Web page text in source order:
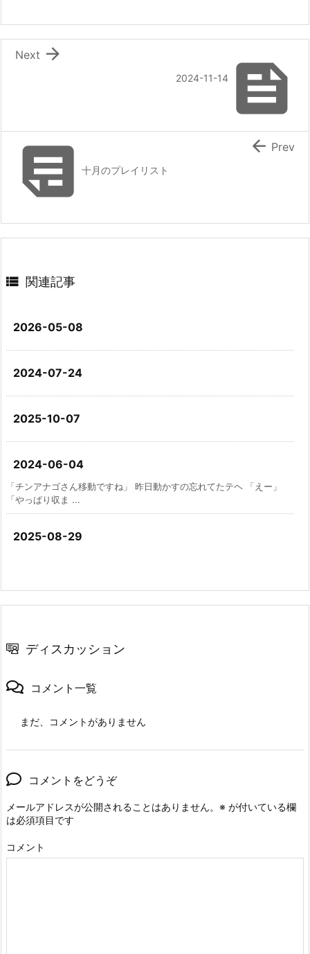

2024-11-14

Next
十月のプレイリスト
 Prev
 関連記事
2026-05-08
2024-07-24
2025-10-07
2024-06-04
「チンアナゴさん移動ですね」 昨日動かすの忘れてたテヘ 「えー」
「やっぱり収ま ...
2025-08-29
ディスカッション
コメント一覧
まだ、コメントがありません
コメントをどうぞ
メールアドレスが公開されることはありません。 ※ が付いている欄
は必須項目です
コメント